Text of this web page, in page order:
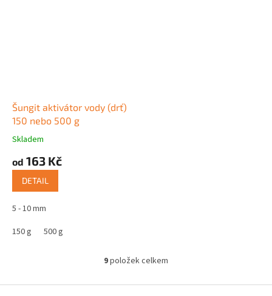
Šungit aktivátor vody (drť)
150 nebo 500 g
Průměrné
produktu
5
Skladem
od 163 Kč
DETAIL
5 - 10 mm
150 g
500 g
O
l
9položek celkem